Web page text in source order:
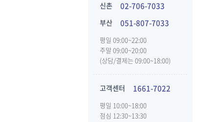
신촌 02-706-7033
부산 051-807-7033
평일 09:00~22:00
주말 09:00~20:00
(상담/결제는 09:00~18:00)
고객센터 1661-7022
평일 10:00~18:00
점심 12:30~13:30